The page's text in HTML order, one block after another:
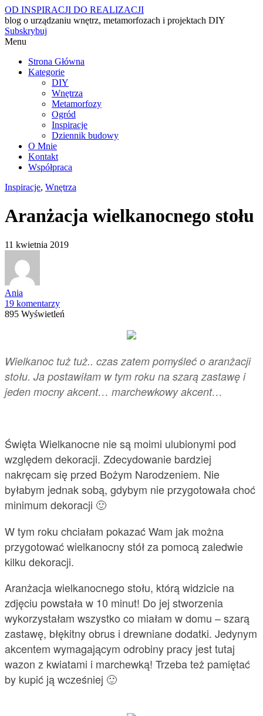
OD INSPIRACJI DO REALIZACJI
blog o urządzaniu wnętrz, metamorfozach i projektach DIY
Subskrybuj
Menu
Strona Główna
Kategorie
DIY
Wnętrza
Metamorfozy
Ogród
Inspiracje
Dziennik budowy
O Mnie
Kontakt
Współpraca
Inspiracje, Wnętrza
Aranżacja wielkanocnego stołu
11 kwietnia 2019
Ania
19 komentarzy
895 Wyświetleń
Wielkanoc tuż tuż.. czas zatem pomyśleć o aranżacji
stołu. Ja postawiłam w tym roku na szarą zastawę i
jeden mocny akcent… marchewkowy akcent…
Święta Wielkanocne nie są moimi ulubionymi pod
względem dekoracji. Zdecydowanie bardziej
nakręcam się przed Bożym Narodzeniem. Nie
byłabym jednak sobą, gdybym nie przygotowała choć
minimum dekoracji 🙂
W tym roku chciałam pokazać Wam jak można
przygotować wielkanocny stół za pomocą zaledwie
kilku dekoracji.
Aranżacja wielkanocnego stołu, którą widzicie na
zdjęciu powstała w 10 minut! Do jej stworzenia
wykorzystałam wszystko co miałam w domu – szarą
zastawę, błękitny obrus i drewniane dodatki. Jedynym
akcentem wymagającym odrobiny pracy jest tutaj
wazon z kwiatami i marchewką! Trzeba też pamiętać
by kupić ją wcześniej 🙂